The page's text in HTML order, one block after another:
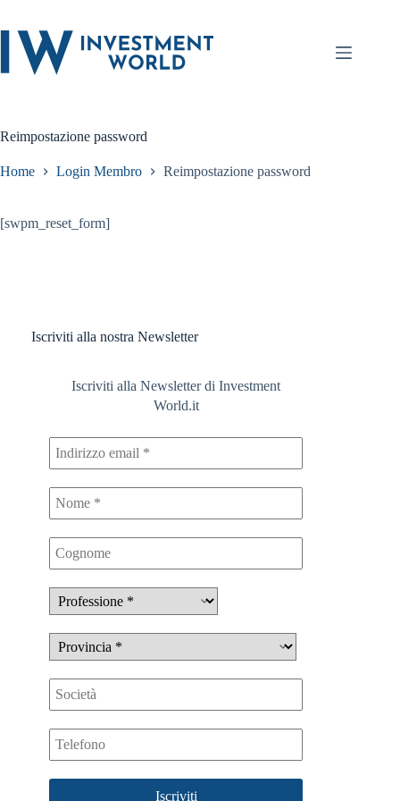
Salta
contenuto
Reimpostazione password
Home Login Membro Reimpostazione password
[swpm_reset_form]
Iscriviti alla nostra Newsletter
Iscriviti alla Newsletter di Investment
World.it